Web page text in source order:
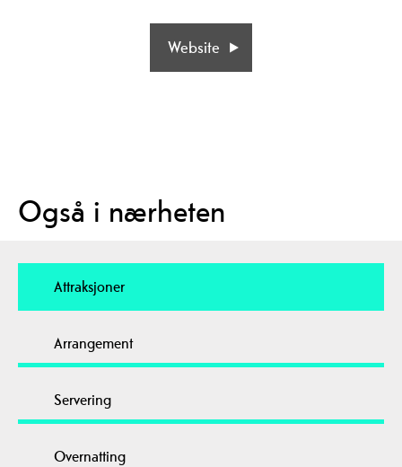
Website
Også i nærheten
Attraksjoner
Arrangement
Servering
Overnatting